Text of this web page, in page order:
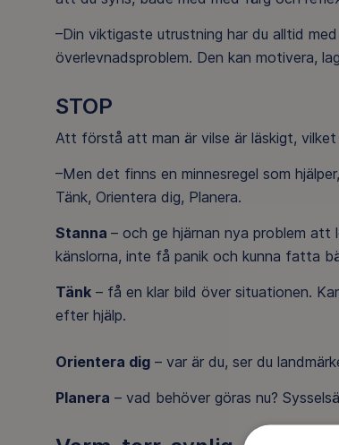
–Din viktigaste utrustning har du alltid
överlevnadsproblem. Den kan motivera,
STOP
Att förstå att man är vilse är läskigt,
–Men det finns en minnesregel som
Tänk, Orientera dig, Planera.
Stanna – och ge hjärnan nya problem
känslorna, inte få panik och kunna fatta
Tänk – få en klar bild över situationen.
efter hjälp.
Orientera dig – var är du, ser du
Planera – vad behöver göras nu?